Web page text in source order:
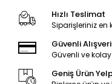
Hızlı Teslimat
Siparişleriniz en
Güvenli
Güvenli ve
Geniş Ürün